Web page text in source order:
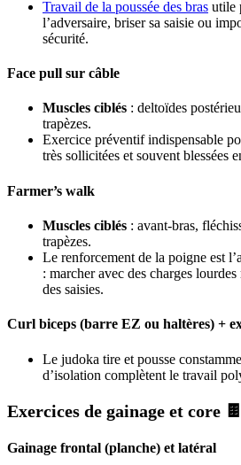
Travail de la poussée des bras utile
l’adversaire, briser sa saisie ou
sécurité.
Face pull sur câble
Muscles ciblés : deltoïdes
trapèzes.
Exercice préventif indispensable
très sollicitées et souvent blessées
Farmer’s walk
Muscles ciblés : avant-bras,
trapèzes.
Le renforcement de la poigne est
: marcher avec des charges
des saisies.
Curl biceps (barre EZ ou haltères) +
Le judoka tire et pousse
d’isolation complètent le travail
Exercices de gainage et core 🍫
Gainage frontal (planche) et latéral